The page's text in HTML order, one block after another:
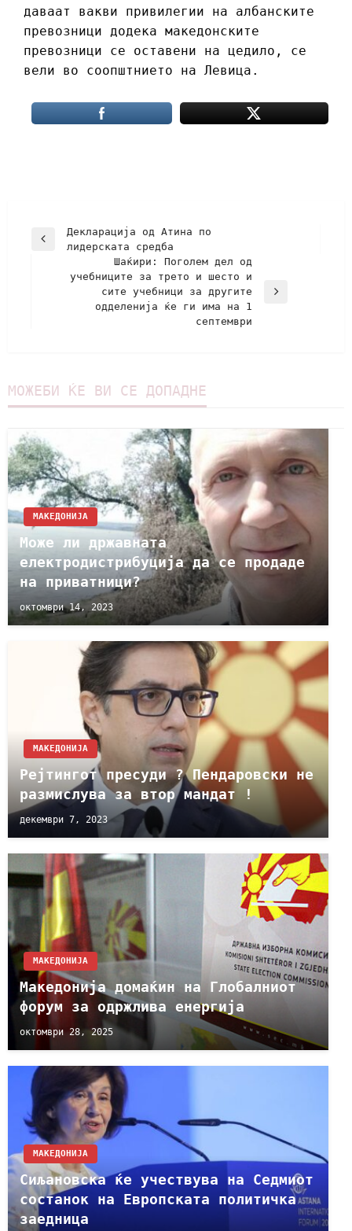
даваат вакви привилегии на албанските
превозници додека македонските
превозници се оставени на цедило, се
вели во соопштнието на Левица.
Декларација од Атина по
лидерската средба
Шаќири: Поголем дел од
учебниците за трето и шесто и
сите учебници за другите
одделенија ќе ги има на 1
септември
МОЖЕБИ ЌЕ ВИ СЕ ДОПАДНЕ
МАКЕДОНИЈА
Може ли државната
електродистрибуција да се продаде
на приватници?
октомври 14, 2023
МАКЕДОНИЈА
Рејтингот пресуди ? Пендаровски не
размислува за втор мандат !
декември 7, 2023
МАКЕДОНИЈА
Македонија домаќин на Глобалниот
форум за одржлива енергија
октомври 28, 2025
МАКЕДОНИЈА
Сиљановска ќе учествува на Седмиот
состанок на Европската политичка
заедница